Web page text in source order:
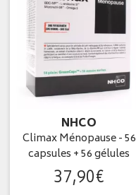
NHCO
Climax Ménopause - 56
capsules + 56 gélules
37,90€